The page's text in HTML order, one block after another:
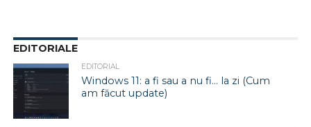
EDITORIALE
EDITORIAL
Windows 11: a fi sau a nu fi… la zi (Cum
am făcut update)